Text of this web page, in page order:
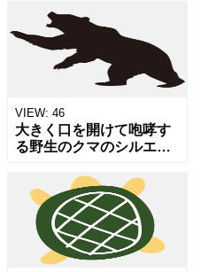
虫図鑑の補助図版や、自
然観察、夏休みの自由研
究、アウトドア関連のグ
ラフィックデザインに適
VIEW: 46
大きく口を開けて咆哮す
る野生のクマのシルエッ
で立ち上がり、威嚇する
ような力強いポーズが特
徴です。自然、動物、危
険、強さなどを象徴する
デザイ